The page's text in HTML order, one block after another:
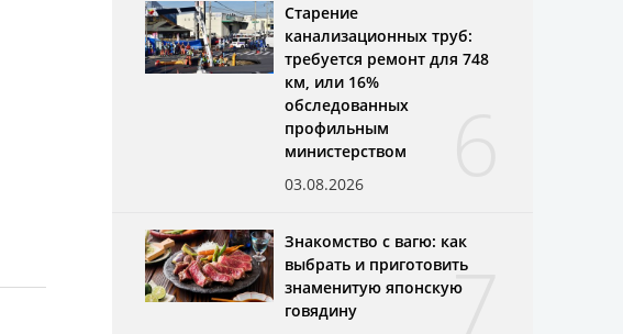
Старение
канализационных труб:
требуется ремонт для 748
км, или 16%
обследованных
профильным
министерством
03.08.2026
7
Знакомство с вагю: как
выбрать и приготовить
знаменитую японскую
говядину